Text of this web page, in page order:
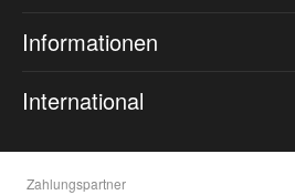
Informationen
International
Zahlungspartner